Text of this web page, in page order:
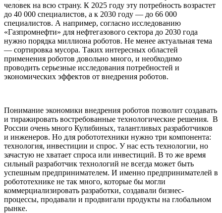
человек на всю страну. К 2025 году эту потребность возрастет
до 40 000 специалистов, а к 2030 году — до 66 000
специалистов. А например, согласно исследованию
«Газпромнефти» для нефтегазового сектора до 2030 года
нужно порядка миллиона роботов. Не менее актуальная тема
— сортировка мусора. Таких интересных областей
применения роботов довольно много, и необходимо
проводить серьезные исследования потребностей и
экономических эффектов от внедрения роботов.
Понимание экономики внедрения роботов позволит создавать
и тиражировать востребованные технологические решения. В
России очень много Кулибиных, талантливых разработчиков
и инженеров. Но для робототехники нужно три компонента:
технология, инвестиции и спрос. У нас есть технологии, но
зачастую не хватает спроса или инвестиций. В то же время
сильный разработчик технологий не всегда может быть
успешным предпринимателем. И именно предпринимателей в
робототехнике не так много, которые бы могли
коммерциализировать разработки, создавали бизнес-
процессы, продавали и продвигали продукты на глобальном
рынке.